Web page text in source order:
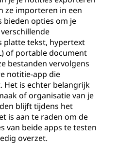
ze importeren in een
bieden opties om je
platte tekst, hypertext
of portable document
bestanden vervolgens
notitie-app die
is echter belangrijk
of organisatie van je
blijft tijdens het
is aan te raden om de
van beide apps te testen
overzet.